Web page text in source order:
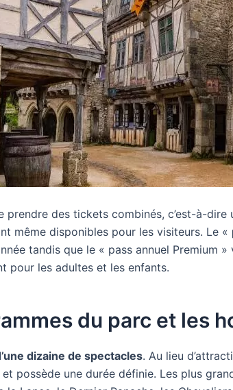
des tickets combinés, c’est-à-dire
même disponibles pour les visiteurs. Le «
tandis que le « pass annuel Premium
pour les adultes et les enfants.
du parc et les
dizaine de spectacles. Au lieu
possède une durée définie. Les plus